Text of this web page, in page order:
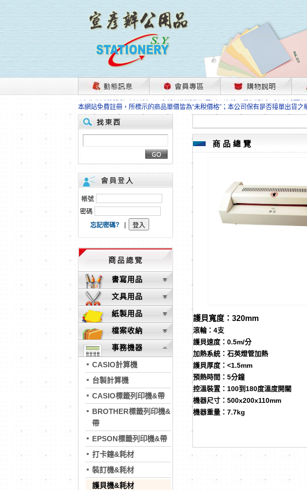
茲因國際情勢變化石油及塑化原物料波動漲幅甚大，部份上游供應商已採取封盤
本網站免費註冊，所標示的商品單價皆為“未稅價格”；本公司保有是否接單出貨之
HP、EPSON、CANON原廠耗材價格浮動，下單前請先跟客服人員確認最新單價
本網站免費註冊，所標示的商品單價皆為“未稅價格”；本公司保有是否接單出貨之
匯款客戶請注意！因商品繁複來不及發現短缺，遂待客服人員跟您確認訂單無誤
本網站免費註冊，所標示的商品單價皆為“未稅價格”；本公司保有是否接單出貨之
茲因國際情勢變化石油及塑化原物料波動漲幅甚大，部份上游供應商已採取封
本網站免費註冊，所標示的商品單價皆為“未稅價格”；本公司保有是否接單出貨之
HP、EPSON、CANON原廠耗材價格浮動，下單前請先跟客服人員確認最新單價！
本網站免費註冊，所標示的商品單價皆為“未稅價格”；本公司保有是否接單出貨之
匯款客戶請注意！因商品繁複來不及發現短缺，遂待客服人員跟您確認訂單無誤
本網站免費註冊，所標示的商品單價皆為“未稅價格”；本公司保有是否接單出貨之
帳號
密碼
忘記密碼?
書寫用品
文具用品
紙製用品
檔案收納
事務機器
CASIO計算機
台製計算機
CASIO標籤列印機&帶
BROTHER標籤列印機&
帶
EPSON標籤列印機&帶
打卡鐘&耗材
裝訂機&耗材
護貝機&耗材
商品總覽
護貝寬度：320mm
滾輪：4支
護貝速度：0.5m/分
加熱系統：石英燈管加熱
護貝厚度：<1.5mm
預熱時間：5分鐘
控溫裝置：100到180度溫度開關
機器尺寸：500x200x110mm
機器重量：7.7kg